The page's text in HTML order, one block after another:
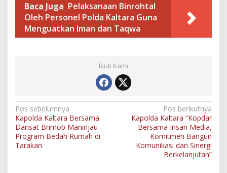
n
g
Baca Juga Pelaksanaan Binrohtal
Oleh Personel Polda Kaltara Guna
Menguatkan Iman dan Taqwa
Ikuti Kami
N
a
v
Pos sebelumnya
Kapolda Kaltara Bersama
Dansat Brimob Maninjau
Program Bedah Rumah di
Tarakan
Pos berikutnya
Kapolda Kaltara “Kopdar
Bersama Insan Media,
Komitmen Bangun
Komunikasi dan Sinergi
Berkelanjutan”